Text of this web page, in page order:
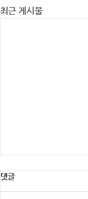
최근 게시물
댓글